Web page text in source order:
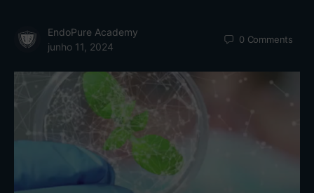
EndoPure Academy
junho 11, 2024
0 Comments